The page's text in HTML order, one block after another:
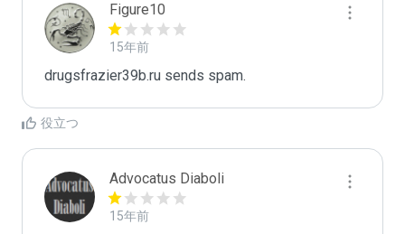
Figure10
15年前
drugsfrazier39b.ru sends spam.
役立つ
Advocatus Diaboli
15年前